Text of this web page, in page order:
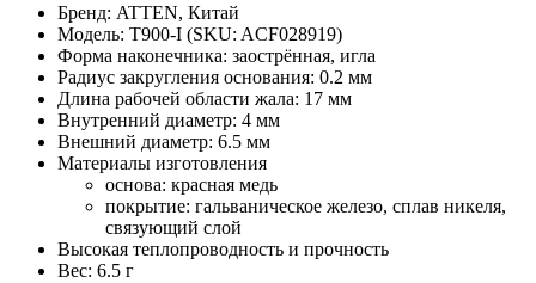
Бренд: ATTEN, Китай
Модель: T900-I (SKU: ACF028919)
Форма наконечника: заострённая, игла
Радиус закругления основания: 0.2 мм
Длина рабочей области жала: 17 мм
Внутренний диаметр: 4 мм
Внешний диаметр: 6.5 мм
Материалы изготовления
основа: красная медь
покрытие: гальваническое железо, сплав никеля,
связующий слой
Высокая теплопроводность и прочность
Вес: 6.5 г